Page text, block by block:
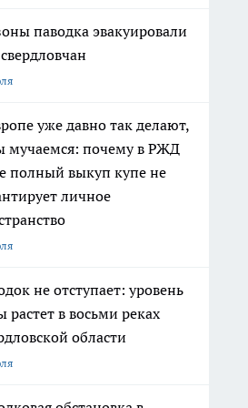
паводка эвакуировали
уже давно так делают,
мучаемся: почему в РЖД
полный выкуп купе не
личное
не отступает: уровень
растет в восьми реках
области